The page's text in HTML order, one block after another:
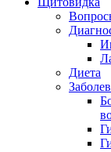
Диета